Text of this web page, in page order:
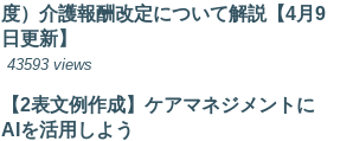
度）介護報酬改定について解説【4月9
日更新】
43593 views
【2表文例作成】ケアマネジメントに
AIを活用しよう